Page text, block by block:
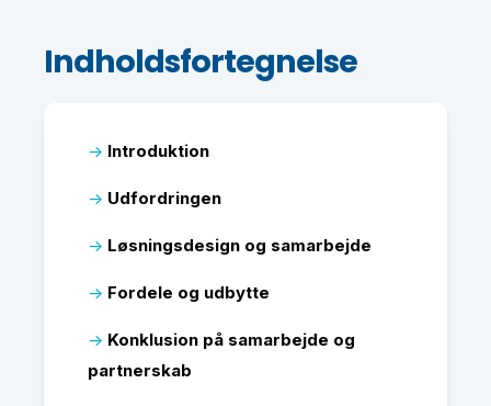
Indholdsfortegnelse
→ Introduktion
→ Udfordringen
→ Løsningsdesign og samarbejde
→ Fordele og udbytte
→ Konklusion på samarbejde og
partnerskab